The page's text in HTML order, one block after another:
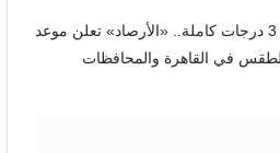
انخفاض 3 درجات كاملة.. «الأرصاد» تعلن موعد
في القاهرة والمحافظات